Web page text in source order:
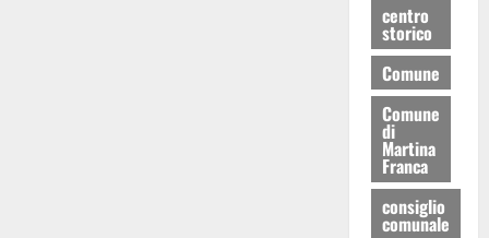
centro
storico
Comune
Comune
di
Martina
Franca
consiglio
comunale